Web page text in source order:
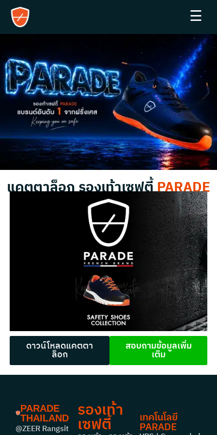
☰
แคตตาล็อก รองเท้าเซฟตี้PARADE
ดาวน์โหลดแคตตา
ล็อก
สอบถามข้อมูลเพิ่ม
เติม
PARADE
THAILAND
@ZEER Rangsit
รองเท้า
เซฟตี้ เทคโนโลยี
PARADE